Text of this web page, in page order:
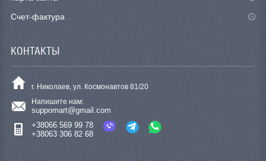
Счет-фактура
КОНТАКТЫ
г. Николаев, ул. Космонавтов 81/20
Напишите нам:
suppomart@gmail.com
+38066 569 99 78
+38063 306 82 68